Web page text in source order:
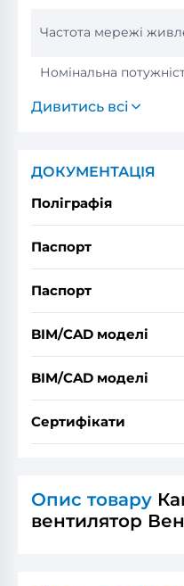
Частота мережі
Номінальна
Дивитись всі
ДОКУМЕНТАЦІЯ
Поліграфія
Паспорт
Паспорт
BIM/CAD моделі
BIM/CAD моделі
Сертифікати
Опис товару
вентилятор